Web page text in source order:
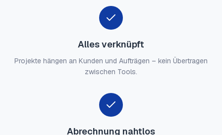
Alles verknüpft
Projekte hängen an Kunden und Aufträgen – kein Übertragen
zwischen Tools.
Abrechnung nahtlos